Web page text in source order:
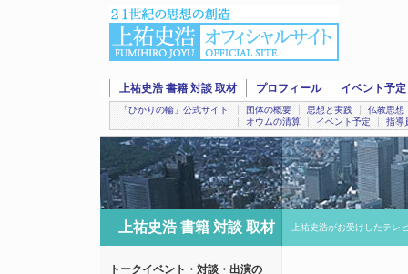
上祐史浩 書籍 対談 取材 プロフィール イベント予定
「ひかりの輪」公式サイト 団体の概要 思想と実践
仏教思想
オウムの清算
イベント予定 指導
上祐史浩 書籍 対談 取材 上祐史浩がお受けしたテレ
トークイベント・対談・出演の